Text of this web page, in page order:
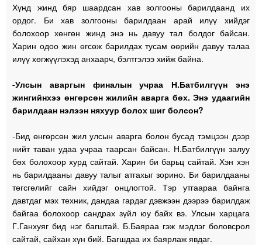
Хүнд жинд бяр шаардсан хав золгооны барилдаанд их
ордог. Би хав золгооны барилдаан арай илүү хийдэг
болохоор хөнгөн жинд энэ нь давуу тал болдог байсан.
Харин одоо жин өгсөж барилдах тусам өөрийн давуу талаа
илүү хөгжүүлэхэд анхаарч, бэлтгэлээ хийж байна.
-Улсын аваргын финалын учраа Н.Батбилгүүн энэ
жингийнхээ өнгөрсөн жилийн аварга бөх. Энэ удаагийн
барилдаан нэлээн няхуур болох шиг болсон?
-Бид өнгөрсөн жил улсын аварга болон бусад тэмцээн дээр
нийт таван удаа учраа таарсан байсан. Н.Батбилгүүн залуу
бөх болохоор хурд сайтай. Харин би барьц сайтай. Хэн хэн
нь барилдааны давуу талыг атгахыг зорино. Би барилдааны
төгсгөлийг сайн хийдэг онцлогтой. Тэр утгаараа байнга
давтдаг мэх техник, дандаа гардаг дэвжээн дээрээ барилдаж
байгаа болохоор сандрах зүйл юу байх вэ. Улсын харцага
Г.Ганхуяг бид нэг багштай. Б.Баяраа гэж мэдлэг боловсрол
сайтай, сайхан хүн бий. Багшдаа их баярлаж явдаг.